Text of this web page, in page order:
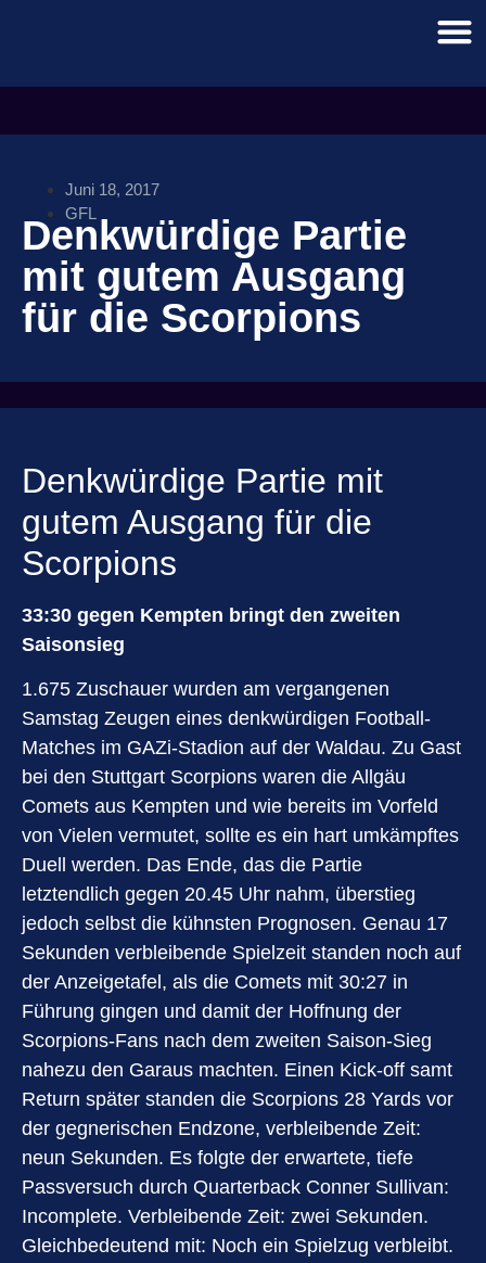
Juni 18, 2017
GFL
Denkwürdige Partie
mit gutem Ausgang
für die Scorpions
Denkwürdige Partie mit
gutem Ausgang für die
Scorpions
33:30 gegen Kempten bringt den zweiten
Saisonsieg
1.675 Zuschauer wurden am vergangenen
Samstag Zeugen eines denkwürdigen Football-
Matches im GAZi-Stadion auf der Waldau. Zu Gast
bei den Stuttgart Scorpions waren die Allgäu
Comets aus Kempten und wie bereits im Vorfeld
von Vielen vermutet, sollte es ein hart umkämpftes
Duell werden. Das Ende, das die Partie
letztendlich gegen 20.45 Uhr nahm, überstieg
jedoch selbst die kühnsten Prognosen. Genau 17
Sekunden verbleibende Spielzeit standen noch auf
der Anzeigetafel, als die Comets mit 30:27 in
Führung gingen und damit der Hoffnung der
Scorpions-Fans nach dem zweiten Saison-Sieg
nahezu den Garaus machten. Einen Kick-off samt
Return später standen die Scorpions 28 Yards vor
der gegnerischen Endzone, verbleibende Zeit:
neun Sekunden. Es folgte der erwartete, tiefe
Passversuch durch Quarterback Conner Sullivan:
Incomplete. Verbleibende Zeit: zwei Sekunden.
Gleichbedeutend mit: Noch ein Spielzug verbleibt.